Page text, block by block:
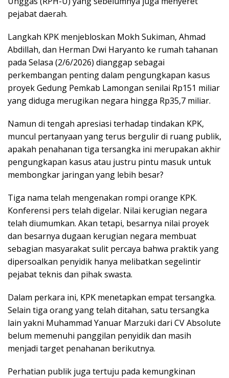
pejabat daerah.
Langkah KPK menjebloskan Mokh Sukiman, Ahmad
Abdillah, dan Herman Dwi Haryanto ke rumah tahanan
pada Selasa (2/6/2026) dianggap sebagai
perkembangan penting dalam pengungkapan kasus
proyek Gedung Pemkab Lamongan senilai Rp151 miliar
yang diduga merugikan negara hingga Rp35,7 miliar.
Namun di tengah apresiasi terhadap tindakan KPK,
muncul pertanyaan yang terus bergulir di ruang publik,
apakah penahanan tiga tersangka ini merupakan akhir
pengungkapan kasus atau justru pintu masuk untuk
membongkar jaringan yang lebih besar?
Tiga nama telah mengenakan rompi orange KPK.
Konferensi pers telah digelar. Nilai kerugian negara
telah diumumkan. Akan tetapi, besarnya nilai proyek
dan besarnya dugaan kerugian negara membuat
sebagian masyarakat sulit percaya bahwa praktik yang
dipersoalkan penyidik hanya melibatkan segelintir
pejabat teknis dan pihak swasta.
Dalam perkara ini, KPK menetapkan empat tersangka.
Selain tiga orang yang telah ditahan, satu tersangka
lain yakni Muhammad Yanuar Marzuki dari CV Absolute
belum memenuhi panggilan penyidik dan masih
menjadi target penahanan berikutnya.
Perhatian publik juga tertuju pada kemungkinan